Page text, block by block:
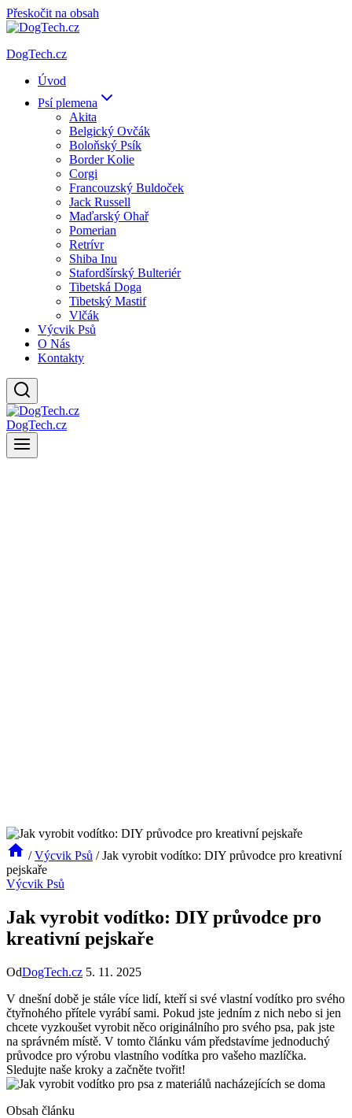
Přeskočit na obsah
DogTech.cz
Úvod
Psí plemena
Akita
Belgický Ovčák
Boloňský Psík
Border Kolie
Corgi
Francouzský Buldoček
Jack Russell
Maďarský Ohař
Pomerian
Retrívr
Shiba Inu
Stafordšírský Bulteriér
Tibetská Doga
Tibetský Mastif
Vlčák
Výcvik Psů
O Nás
Kontakty
DogTech.cz
/ Výcvik Psů / Jak vyrobit vodítko: DIY průvodce pro kreativní
pejskaře
Výcvik Psů
Jak vyrobit vodítko: DIY průvodce pro
kreativní pejskaře
OdDogTech.cz 5. 11. 2025
V dnešní době je stále více lidí, kteří si své vlastní vodítko pro svého
čtyřnohého přítele vyrábí sami. Pokud jste jedním z nich nebo si jen
chcete vyzkoušet vyrobit něco originálního pro svého psa, pak jste
na správném místě. V tomto článku vám představíme jednoduchý
průvodce pro výrobu vlastního vodítka pro vašeho mazlíčka.
Sledujte naše kroky a začněte tvořit!
Obsah článku